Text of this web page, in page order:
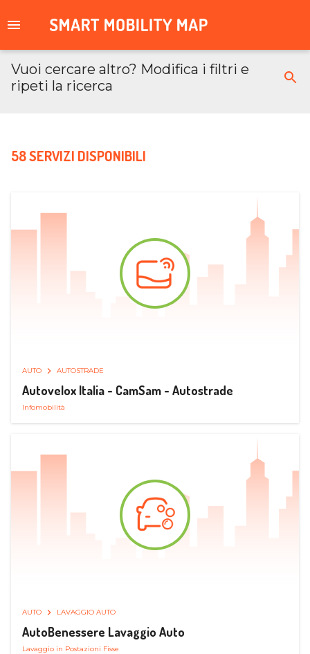
Vuoi cercare altro? Modifica i filtri e
ripeti la ricerca
58 SERVIZI DISPONIBILI
AUTO AUTOSTRADE
Autovelox Italia - CamSam - Autostrade
Infomobilità
AUTO LAVAGGIO AUTO
AutoBenessere Lavaggio Auto
Lavaggio in Postazioni Fisse